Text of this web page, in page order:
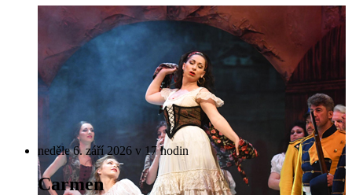
neděle 6. září 2026 v 17 hodin
Carmen